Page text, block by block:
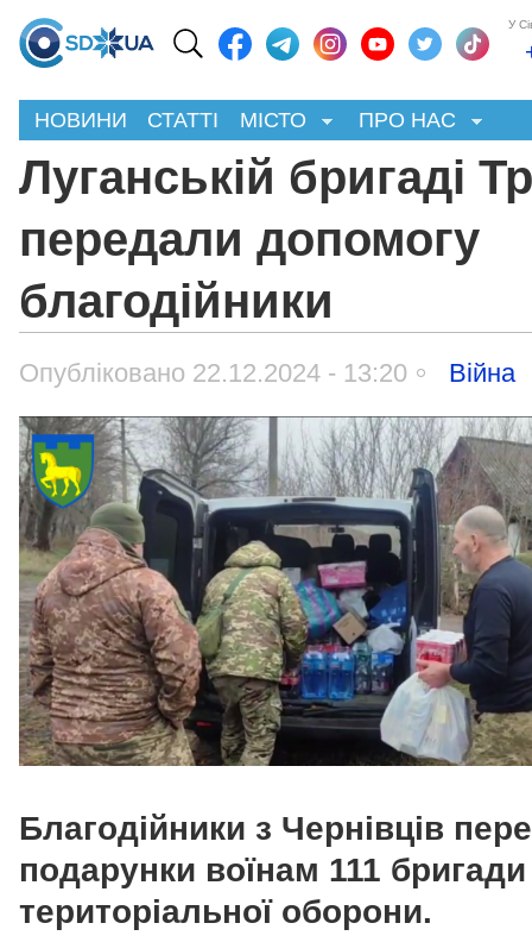
У
НОВИНИ СТАТТІ МІСТО ПРО НАС
Луганській бригаді
передали допомогу
благодійники
Опубліковано 22.12.2024 - 13:20 Війна
Благодійники з Чернівців
подарунки воїнам 111 бригади
територіальної оборони.